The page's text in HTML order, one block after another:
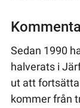
Sedan 1990
halverats i
ut att
kommer från